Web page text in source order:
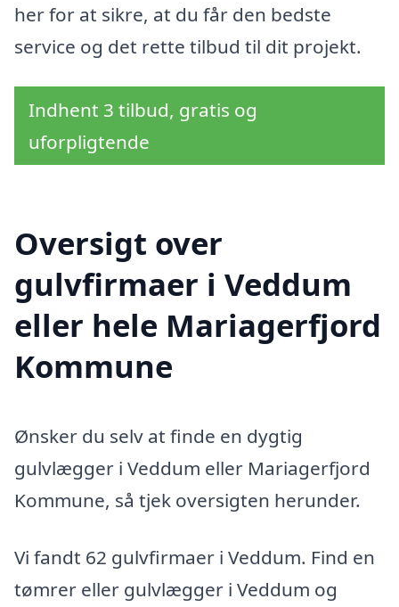
her for at sikre, at du får den bedste
service og det rette tilbud til dit projekt.
Indhent 3 tilbud, gratis og
uforpligtende
Oversigt over
gulvfirmaer i Veddum
eller hele Mariagerfjord
Kommune
Ønsker du selv at finde en dygtig
gulvlægger i Veddum eller Mariagerfjord
Kommune, så tjek oversigten herunder.
Vi fandt 62 gulvfirmaer i Veddum. Find en
tømrer eller gulvlægger i Veddum og